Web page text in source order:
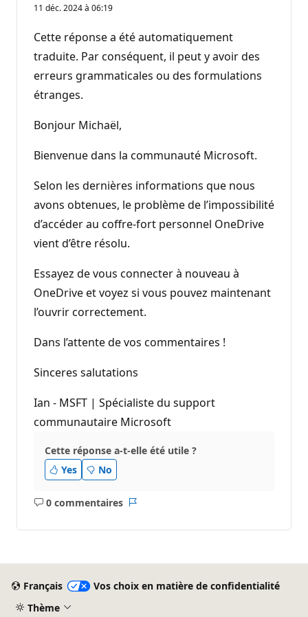
11 déc. 2024 à 06:19
Cette réponse a été automatiquement
traduite. Par conséquent, il peut y avoir des
erreurs grammaticales ou des formulations
étranges.
Bonjour Michaël,
Bienvenue dans la communauté Microsoft.
Selon les dernières informations que nous
avons obtenues, le problème de l’impossibilité
d’accéder au coffre-fort personnel OneDrive
vient d’être résolu.
Essayez de vous connecter à nouveau à
OneDrive et voyez si vous pouvez maintenant
l’ouvrir correctement.
Dans l’attente de vos commentaires !
Sinceres salutations
Ian - MSFT | Spécialiste du support
communautaire Microsoft
Cette réponse a-t-elle été utile ?
Yes
No
0 commentaires
Aucun
Français
Vos choix en matière de confidentialité
Thème